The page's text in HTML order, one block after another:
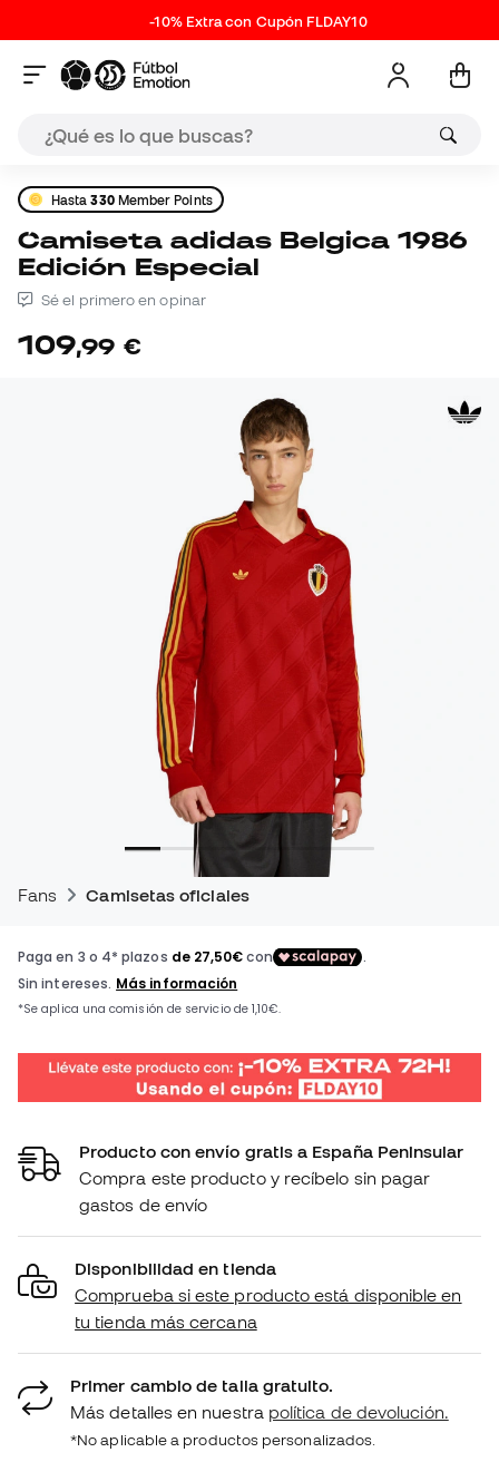
-10% Extra con Cupón FLDAY10
Hasta330Member Points
Camiseta adidas Belgica 1986
Edición Especial
Sé el primero en opinar
109,99 €
Fans Camisetas oficiales
Producto con envío gratis a España Peninsular
Compra este producto y recíbelo sin pagar
gastos de envío
Disponibilidad en tienda
Comprueba si este producto está disponible en
tu tienda más cercana
Primer cambio de talla gratuito.
Más detalles en nuestra política de devolución.
*No aplicable a productos personalizados.